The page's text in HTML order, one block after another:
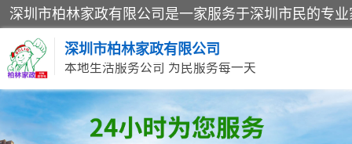
深圳市柏林家政有限公司
本地生活服务公司 为民服务每一天
家居保洁